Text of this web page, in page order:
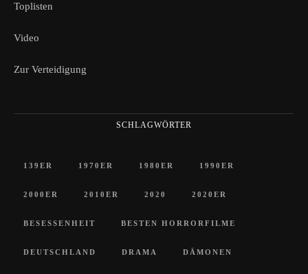
Toplisten
Video
Zur Verteidigung
SCHLAGWÖRTER
139ER 1970ER 1980ER 1990ER
2000ER 2010ER 2020 2020ER
BESESSENHEIT BESTEN HORRORFILME
DEUTSCHLAND DRAMA DÄMONEN